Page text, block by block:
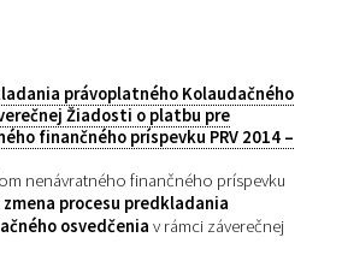
právoplatného Kolaudačného
Žiadosti o platbu pre
finančného príspevku PRV 2014 –
nenávratného finančného príspevku
zmena procesu predkladania
osvedčenia v rámci záverečnej